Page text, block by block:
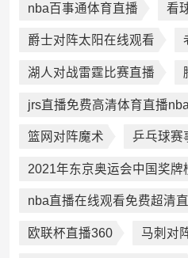
nba百事通体育直播 看
爵士对阵太阳在线观看
湖人对战雷霆比赛直播
jrs直播免费高清体育直播nba
篮网对阵魔术 乒乓球赛
2021年东京奥运会中国奖牌
nba直播在线观看免费超清
欧联杯直播360 马刺对